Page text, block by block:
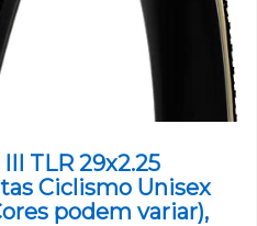
TLR 29x2.25
Ciclismo Unisex
podem variar),